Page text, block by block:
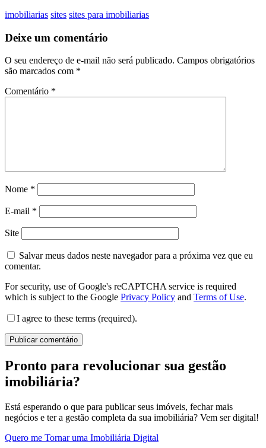
imobiliarias sites sites para imobiliarias
Deixe um comentário
O seu endereço de e-mail não será publicado. Campos obrigatórios
são marcados com *
Comentário *
Nome *
E-mail *
Site
Salvar meus dados neste navegador para a próxima vez que eu
comentar.
For security, use of Google's reCAPTCHA service is required
which is subject to the Google Privacy Policy and Terms of Use.
I agree to these terms (required).
Pronto para revolucionar sua gestão
imobiliária?
Está esperando o que para publicar seus imóveis, fechar mais
negócios e ter a gestão completa da sua imobiliária? Vem ser digital!
Quero me Tornar uma Imobiliária Digital